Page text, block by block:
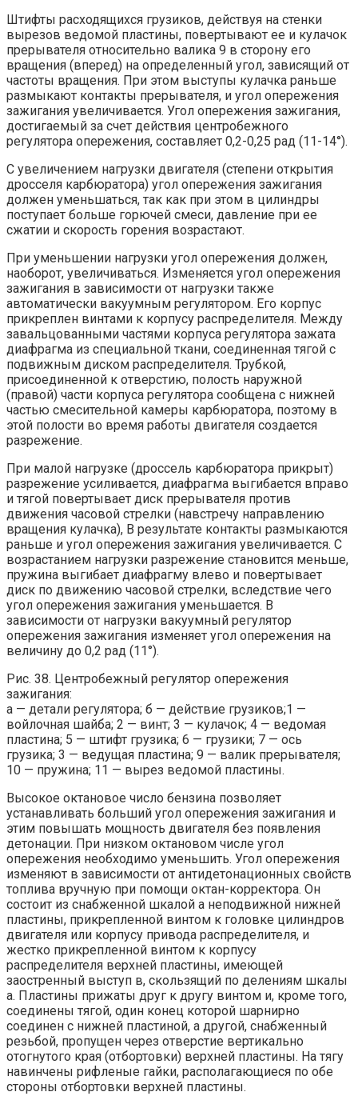
Штифты расходящихся грузиков, действуя на стенки
вырезов ведомой пластины, повертывают ее и кулачок
прерывателя относительно валика 9 в сторону его
вращения (вперед) на определенный угол, зависящий от
частоты вращения. При этом выступы кулачка раньше
размыкают контакты прерывателя, и угол опережения
зажигания увеличивается. Угол опережения зажигания,
достигаемый за счет действия центробежного
регулятора опережения, составляет 0,2-0,25 рад (11-14°).
С увеличением нагрузки двигателя (степени открытия
дросселя карбюратора) угол опережения зажигания
должен уменьшаться, так как при этом в цилиндры
поступает больше горючей смеси, давление при ее
сжатии и скорость горения возрастают.
При уменьшении нагрузки угол опережения должен,
наоборот, увеличиваться. Изменяется угол опережения
зажигания в зависимости от нагрузки также
автоматически вакуумным регулятором. Его корпус
прикреплен винтами к корпусу распределителя. Между
завальцованными частями корпуса регулятора зажата
диафрагма из специальной ткани, соединенная тягой с
подвижным диском распределителя. Трубкой,
присоединенной к отверстию, полость наружной
(правой) части корпуса регулятора сообщена с нижней
частью смесительной камеры карбюратора, поэтому в
этой полости во время работы двигателя создается
разрежение.
При малой нагрузке (дроссель карбюратора прикрыт)
разрежение усиливается, диафрагма выгибается вправо
и тягой повертывает диск прерывателя против
движения часовой стрелки (навстречу направлению
вращения кулачка), В результате контакты размыкаются
раньше и угол опережения зажигания увеличивается. С
возрастанием нагрузки разрежение становится меньше,
пружина выгибает диафрагму влево и повертывает
диск по движению часовой стрелки, вследствие чего
угол опережения зажигания уменьшается. В
зависимости от нагрузки вакуумный регулятор
опережения зажигания изменяет угол опережения на
величину до 0,2 рад (11°).
Рис. 38. Центробежный регулятор опережения
зажигания:
а — детали регулятора; б — действие грузиков;1 —
войлочная шайба; 2 — винт; 3 — кулачок; 4 — ведомая
пластина; 5 — штифт грузика; 6 — грузики; 7 — ось
грузика; 3 — ведущая пластина; 9 — валик прерывателя;
10 — пружина; 11 — вырез ведомой пластины.
Высокое октановое число бензина позволяет
устанавливать больший угол опережения зажигания и
этим повышать мощность двигателя без появления
детонации. При низком октановом числе угол
опережения необходимо уменьшить. Угол опережения
изменяют в зависимости от антидетонационных свойств
топлива вручную при помощи октан-корректора. Он
состоит из снабженной шкалой а неподвижной нижней
пластины, прикрепленной винтом к головке цилиндров
двигателя или корпусу привода распределителя, и
жестко прикрепленной винтом к корпусу
распределителя верхней пластины, имеющей
заостренный выступ в, скользящий по делениям шкалы
а. Пластины прижаты друг к другу винтом и, кроме того,
соединены тягой, один конец которой шарнирно
соединен с нижней пластиной, а другой, снабженный
резьбой, пропущен через отверстие вертикально
отогнутого края (отбортовки) верхней пластины. На тягу
навинчены рифленые гайки, располагающиеся по обе
стороны отбортовки верхней пластины.